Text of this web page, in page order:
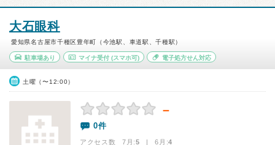
大石眼科
愛知県名古屋市千種区豊年町（今池駅、車道駅、千種駅）
駐車場あり マイナ受付(スマホ可) 電子処方せん対応
土曜（〜12:00）
－
0件
アクセス数 7月:5 | 6月:4